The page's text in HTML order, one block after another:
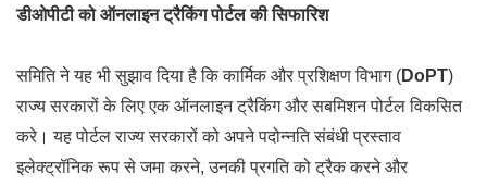
डीओपीटी को ऑनलाइन ट्रैकिंग पोर्टल की सिफारिश
समिति ने यह भी सुझाव दिया है कि कार्मिक और प्रशिक्षण विभाग (DoPT)
राज्य सरकारों के लिए एक ऑनलाइन ट्रैकिंग और सबमिशन पोर्टल विकसित
करे। यह पोर्टल राज्य सरकारों को अपने पदोन्नति संबंधी प्रस्ताव
इलेक्ट्रॉनिक रूप से जमा करने, उनकी प्रगति को ट्रैक करने और